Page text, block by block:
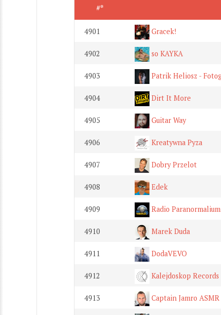
#*
4901 Gracek!
4902 so KAYKA
4903 Patrik Heliosz -
4904 Dirt It More
4905 Guitar Way
4906 Kreatywna Pyza
4907 Dobry Przelot
4908 Edek
4909 Radio Paranormalium
4910 Marek Duda
4911 DodaVEVO
4912 Kalejdoskop Records
4913 Captain Jamro ASMR